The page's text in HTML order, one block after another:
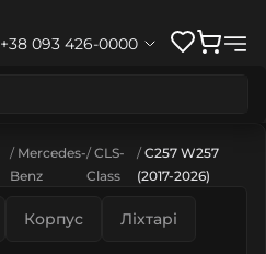
+38 093 426-0000
Mercedes-
Benz
CLS-
Class
C257 W257
(2017-2026)
Корпус Ліхтарі